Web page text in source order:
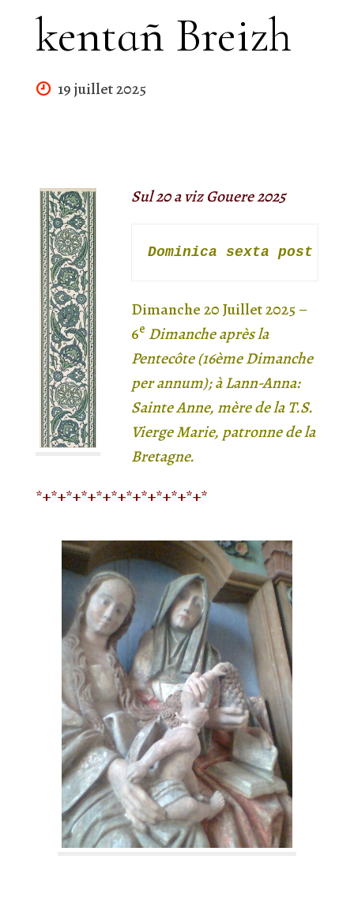
kentañ Breizh
19 juillet 2025
Sul20a vizGouere2025
Dominica sexta post
Dimanche20Juillet2025–
6e Dimancheaprès la
Pentecôte(16ème Dimanche
per annum); à Lann-Anna:
Sainte Anne, mère de la T.S.
Vierge Marie, patronne de la
Bretagne.
*+*+*+*+*+*+*+*+*+*+*+*